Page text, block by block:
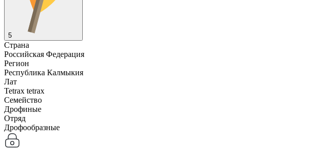
5
Страна
Российская Федерация
Регион
Республика Калмыкия
Лат
Tetrax tetrax
Семейство
Дрофиные
Отряд
Дрофообразные